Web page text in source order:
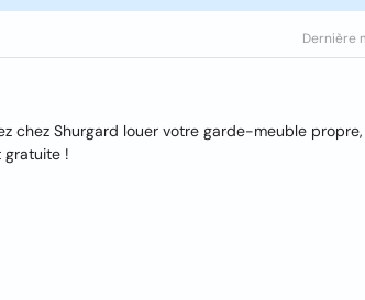
Dernière
chez Shurgard louer votre garde-meuble
gratuite !